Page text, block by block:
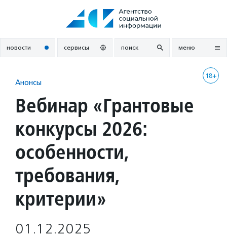
новости сервисы поиск меню
18+
Анонсы
Вебинар «Грантовые
конкурсы 2026:
особенности,
требования,
критерии»
01.12.2025